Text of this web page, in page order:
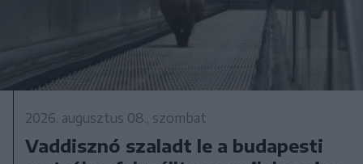
2026. augusztus 08., szombat
Vaddisznó szaladt le a budapesti